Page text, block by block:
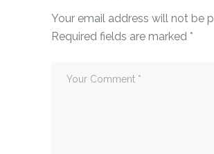
Your email address will not be
Required fields are marked *